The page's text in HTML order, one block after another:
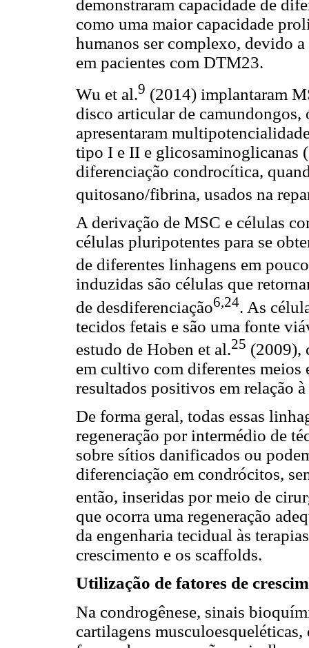
demonstraram capacidade de
como uma maior capacidade
humanos ser complexo, devido
em pacientes com DTM23.
Wu et al.9 (2014) implantaram
disco articular de camundongos,
apresentaram
tipo I e II e glicosaminoglicanas
diferenciação condrocítica,
quitosano/fibrina, usados na
A derivação de MSC e células
células pluripotentes para se
de diferentes linhagens em
induzidas são células que
de desdiferenciação6,24. As
tecidos fetais e são uma fonte
estudo de Hoben et al.25 (2009),
em cultivo com diferentes meios
resultados positivos em relação
De forma geral, todas essas
regeneração por intermédio de
sobre sítios danificados ou
diferenciação em condrócitos,
então, inseridas por meio de
que ocorra uma regeneração
da engenharia tecidual às
crescimento e os scaffolds.
Utilização de fatores de
Na condrogênese, sinais
cartilagens musculoesqueléticas,